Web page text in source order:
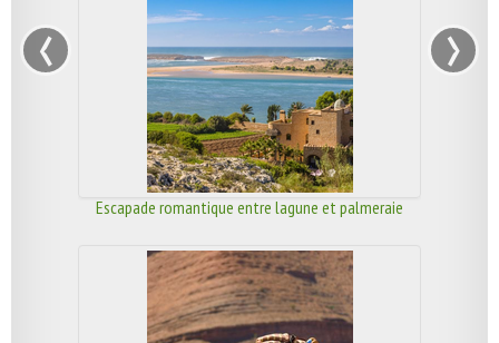
Escapade romantique entre lagune et palmeraie
‹ ›